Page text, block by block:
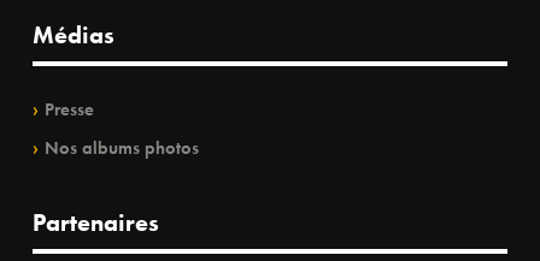
Médias
Presse
Nos albums photos
Partenaires